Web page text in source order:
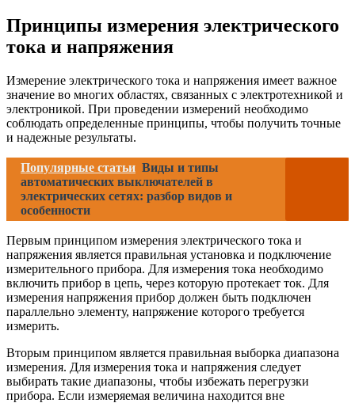
Принципы измерения электрического
тока и напряжения
Измерение электрического тока и напряжения имеет важное
значение во многих областях, связанных с электротехникой и
электроникой. При проведении измерений необходимо
соблюдать определенные принципы, чтобы получить точные
и надежные результаты.
Популярные статьи Виды и типы
автоматических выключателей в
электрических сетях: разбор видов и
особенности
Первым принципом измерения электрического тока и
напряжения является правильная установка и подключение
измерительного прибора. Для измерения тока необходимо
включить прибор в цепь, через которую протекает ток. Для
измерения напряжения прибор должен быть подключен
параллельно элементу, напряжение которого требуется
измерить.
Вторым принципом является правильная выборка диапазона
измерения. Для измерения тока и напряжения следует
выбирать такие диапазоны, чтобы избежать перегрузки
прибора. Если измеряемая величина находится вне